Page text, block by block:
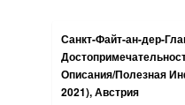
Санкт-Файт-ан-дер-
Описания/Полезная
2021), Австрия